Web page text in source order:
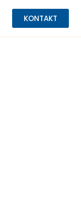
KONTAKT